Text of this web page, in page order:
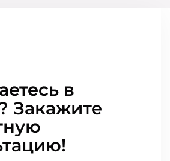
в
Закажите